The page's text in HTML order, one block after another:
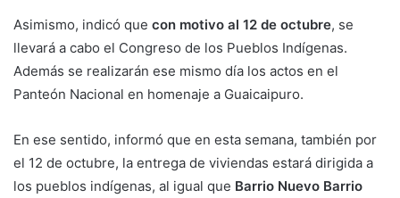
Asimismo, indicó que con motivo al 12 de octubre, se
llevará a cabo el Congreso de los Pueblos Indígenas.
Además se realizarán ese mismo día los actos en el
Panteón Nacional en homenaje a Guaicaipuro.
En ese sentido, informó que en esta semana, también por
el 12 de octubre, la entrega de viviendas estará dirigida a
los pueblos indígenas, al igual que Barrio Nuevo Barrio